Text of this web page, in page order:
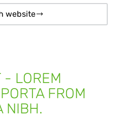
website
- LOREM
FROM
NIBH.